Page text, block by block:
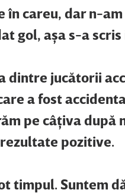
în careu, dar n-
gol, aşa s-a
dintre jucătorii
a fost
pe câţiva după
pozitive.
timpul. Suntem